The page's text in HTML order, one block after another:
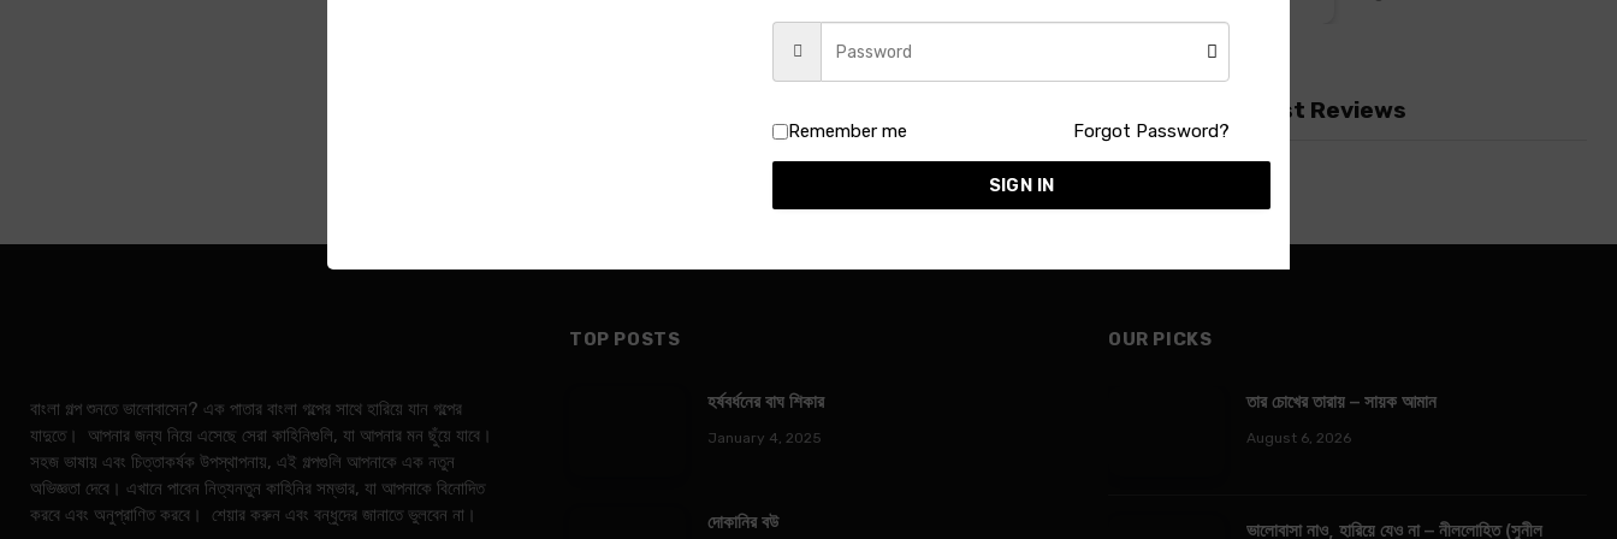
Latest Reviews
বাংলা গল্প শুনতে ভালোবাসেন? এক পাতার বাংলা গল্পের সাথে হারিয়ে যান গল্পের
যাদুতে। আপনার জন্য নিয়ে এসেছে সেরা কাহিনিগুলি, যা আপনার মন ছুঁয়ে যাবে।
সহজ ভাষায় এবং চিত্তাকর্ষক উপস্থাপনায়, এই গল্পগুলি আপনাকে এক নতুন
অভিজ্ঞতা দেবে। এখানে পাবেন নিত্যনতুন কাহিনির সম্ভার, যা আপনাকে বিনোদিত
করবে এবং অনুপ্রাণিত করবে। শেয়ার করুন এবং বন্ধুদের জানাতে ভুলবেন না।
TOP POSTS
হর্ষবর্ধনের বাঘ শিকার
January 4, 2025
দোকানির বউ
OUR PICKS
তার চোখের তারায় – সায়ক আমান
August 6, 2026
ভালোবাসা নাও, হারিয়ে যেও না – নীললোহিত (সুনীল
Remember me Forgot Password?
SIGN IN